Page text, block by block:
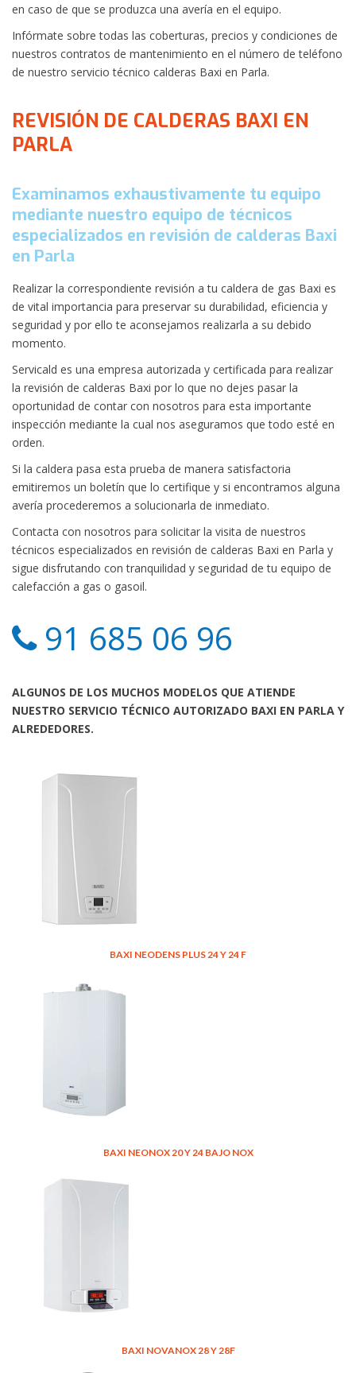
en caso de que se produzca una avería en el equipo.
Infórmate sobre todas las coberturas, precios y condiciones de
nuestros contratos de mantenimiento en el número de teléfono
de nuestro servicio técnico calderas Baxi en Parla.
REVISIÓN DE CALDERAS BAXI EN
PARLA
Examinamos exhaustivamente tu equipo
mediante nuestro equipo de técnicos
especializados en revisión de calderas Baxi
en Parla
Realizar la correspondiente revisión a tu caldera de gas Baxi es
de vital importancia para preservar su durabilidad, eficiencia y
seguridad y por ello te aconsejamos realizarla a su debido
momento.
Servicald es una empresa autorizada y certificada para realizar
la revisión de calderas Baxi por lo que no dejes pasar la
oportunidad de contar con nosotros para esta importante
inspección mediante la cual nos aseguramos que todo esté en
orden.
Si la caldera pasa esta prueba de manera satisfactoria
emitiremos un boletín que lo certifique y si encontramos alguna
avería procederemos a solucionarla de inmediato.
Contacta con nosotros para solicitar la visita de nuestros
técnicos especializados en revisión de calderas Baxi en Parla y
sigue disfrutando con tranquilidad y seguridad de tu equipo de
calefacción a gas o gasoil.
91 685 06 96
ALGUNOS DE LOS MUCHOS MODELOS QUE ATIENDE
NUESTRO SERVICIO TÉCNICO AUTORIZADO BAXI EN PARLA Y
ALREDEDORES.
BAXI NEODENS PLUS 24 Y 24 F
BAXI NEONOX 20 Y 24 BAJO NOX
BAXI NOVANOX 28 Y 28F